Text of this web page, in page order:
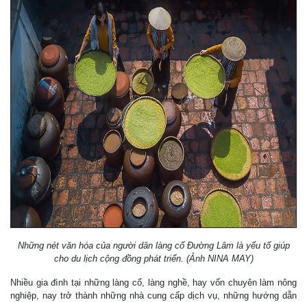
Những nét văn hóa của người dân làng cổ Đường Lâm là yếu tố giúp
cho du lịch cộng đồng phát triển. (Ảnh NINA MAY)
Nhiều gia đình tại những làng cổ, làng nghề, hay vốn chuyên làm nông
nghiệp, nay trở thành những nhà cung cấp dịch vụ, những hướng dẫn